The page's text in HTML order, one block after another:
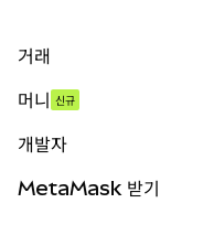
거래
무기한 선물
실물자산
머니 신규
개발자
MetaMask 받기